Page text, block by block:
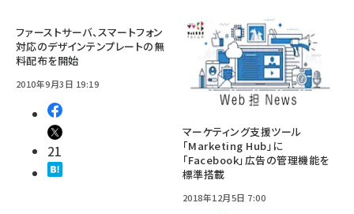
ファーストサーバ、スマートフォン
対応のデザインテンプレートの無
料配布を開始
2010年9月3日 19:19
21
マーケティング支援ツール
「Marketing Hub」に
「Facebook」広告の管理機能を
標準搭載
2018年12月5日 7:00